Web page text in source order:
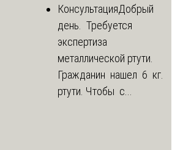
КонсультацияДобрый
день. Требуется
экспертиза
металлической ртути.
Гражданин нашел 6 кг.
ртути. Чтобы с...